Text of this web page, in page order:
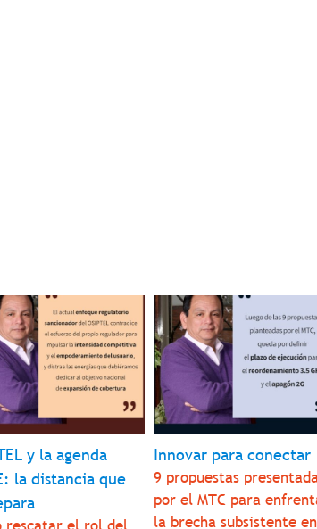
y la agenda
la distancia que
Innovar para conectar
9 propuestas
por el MTC para
la brecha subsistente en